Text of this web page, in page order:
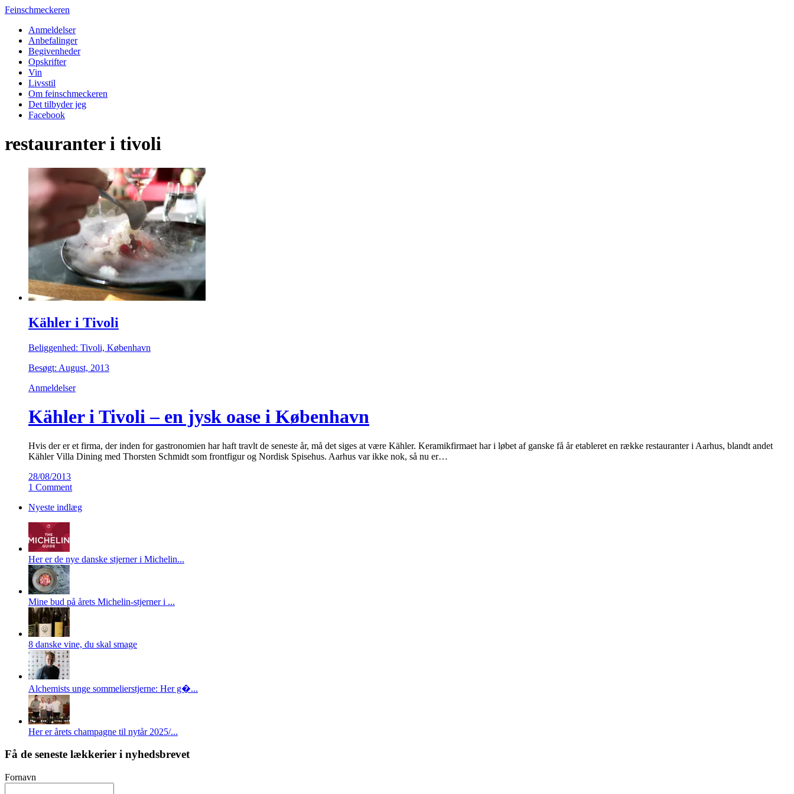
Feinschmeckeren
Anmeldelser
Anbefalinger
Begivenheder
Opskrifter
Vin
Livsstil
Om feinschmeckeren
Det tilbyder jeg
Facebook
restauranter i tivoli
Kähler i Tivoli
Beliggenhed: Tivoli, København
Besøgt: August, 2013
Anmeldelser
Kähler i Tivoli – en jysk oase i København
Hvis der er et firma, der inden for gastronomien har haft travlt de seneste år, må det siges at være Kähler. Keramikfirmaet har i løbet af ganske få år etableret en række restauranter i Aarhus, blandt andet
Kähler Villa Dining med Thorsten Schmidt som frontfigur og Nordisk Spisehus. Aarhus var ikke nok, så nu er…
28/08/2013
1 Comment
Nyeste indlæg
Her er de nye danske stjerner i Michelin...
Mine bud på årets Michelin-stjerner i ...
8 danske vine, du skal smage
Alchemists unge sommelierstjerne: Her g�...
Her er årets champagne til nytår 2025/...
Få de seneste lækkerier i nyhedsbrevet
Fornavn